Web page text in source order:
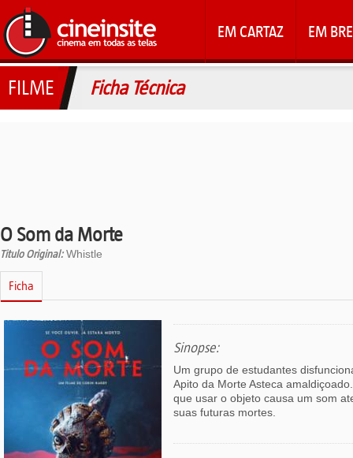
EM CARTAZ EM
FILME Ficha Técnica
O Som da Morte
Titulo Original:Whistle
Ficha
Sinopse:
Um grupo de estudantes
Apito da Morte Asteca
que usar o objeto causa um som
suas futuras mortes.